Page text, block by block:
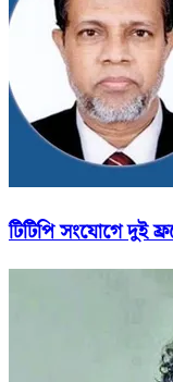
টিটিপি সংযোগে দুই